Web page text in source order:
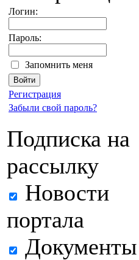
Логин:
Пароль:
Запомнить меня
Регистрация
Забыли свой пароль?
Подписка на
рассылку
Новости
портала
Документы